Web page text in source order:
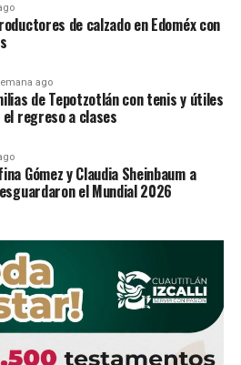
ha vivido en la
tiene tres aÃ±os y ha
su gimnasio, ubicado en
de los puÃ±os.
alcalde de TultitlÃ¡n
es uno de los ejes principales
que TultitlÃ¡n mereceâun
espacios y
de calzado en Edoméx con
ago
de Tepotzotlán con tenis y útiles
regreso a clases
Gómez y Claudia Sheinbaum a
el Mundial 2026